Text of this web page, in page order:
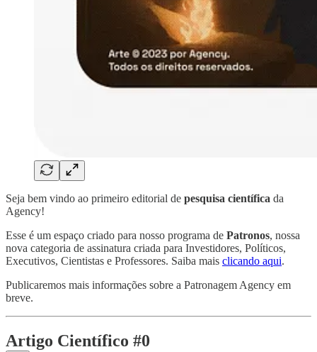
Seja bem vindo ao primeiro editorial de pesquisa científica da
Agency!
Esse é um espaço criado para nosso programa de Patronos, nossa
nova categoria de assinatura criada para Investidores, Políticos,
Executivos, Cientistas e Professores. Saiba mais clicando aqui.
Publicaremos mais informações sobre a Patronagem Agency em
breve.
Artigo Científico #0